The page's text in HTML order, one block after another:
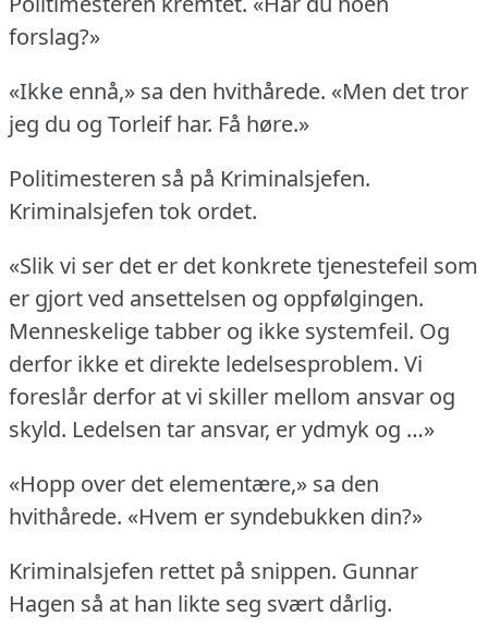
forslag?»
«Ikke ennå,» sa den hvithårede. «Men det tror
jeg du og Torleif har. Få høre.»
Politimesteren så på Kriminalsjefen.
Kriminalsjefen tok ordet.
«Slik vi ser det er det konkrete tjenestefeil som
er gjort ved ansettelsen og oppfølgingen.
Menneskelige tabber og ikke systemfeil. Og
derfor ikke et direkte ledelsesproblem. Vi
foreslår derfor at vi skiller mellom ansvar og
skyld. Ledelsen tar ansvar, er ydmyk og …»
«Hopp over det elementære,» sa den
hvithårede. «Hvem er syndebukken din?»
Kriminalsjefen rettet på snippen. Gunnar
Hagen så at han likte seg svært dårlig.